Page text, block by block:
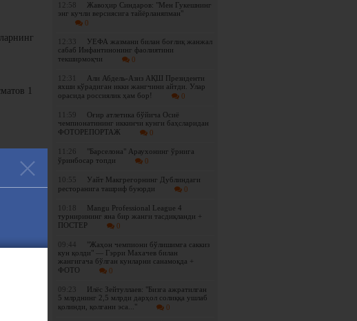
12:58
Жавоҳир Синдаров: "Мен Гукешнинг
энг кучли версиясига тайёрланяпман"
0
12:33
УЕФА жазмани билан боғлиқ жанжал
сабаб Инфантинонинг фаолиятини
текширмоқчи
0
12:31
Али Абдель-Азиз АҚШ Президенти
яхши кўрадиган икки жангчини айтди. Улар
орасида россиялик ҳам бор!
0
11:59
Оғир атлетика бўйича Осиё
чемпионатининг иккинчи кунги баҳсларидан
ФОТОРЕПОРТАЖ
0
11:26
"Барселона" Араухонинг ўрнига
ўринбосар топди
0
10:55
Уайт Макгрегорнинг Дублиндаги
ресторанига ташриф буюрди
0
10:18
Mangu Professional League 4
турнирининг яна бир жанги тасдиқланди +
ПОСТЕР
0
09:44
"Жаҳон чемпиони бўлишимга саккиз
кун қолди" — Гэрри Махачев билан
жангигача бўлган кунларни санамоқда +
ФОТО
0
09:23
Илёс Зейтуллаев: "Бизга ажратилган
5 млрднинг 2,5 млрди дарҳол солиққа ушлаб
қолинди, қолгани эса..."
0
1